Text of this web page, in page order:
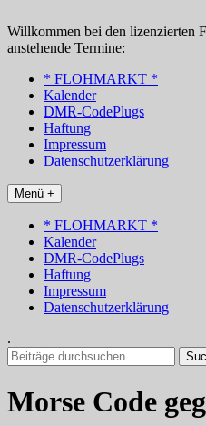
Inhalt
springen
Willkommen bei den lizenzierten
anstehende Termine:
* FLOHMARKT *
Kalender
DMR-CodePlugs
Haftung
Impressum
Datenschutzerklärung
Menü +
* FLOHMARKT *
Kalender
DMR-CodePlugs
Haftung
Impressum
Datenschutzerklärung
.
Suchen
nach:
Morse Code